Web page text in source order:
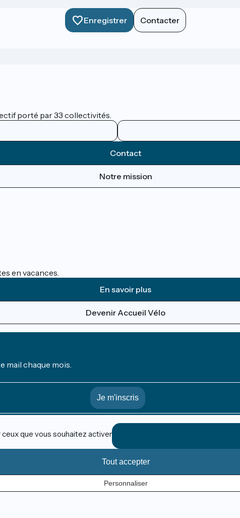
Enregistrer Contacter
porté par 33 collectivités.
Contact
Notre mission
en vacances.
En savoir plus
Devenir Accueil Vélo
mail chaque mois.
que vous souhaitez activer
Tout accepter
Personnaliser